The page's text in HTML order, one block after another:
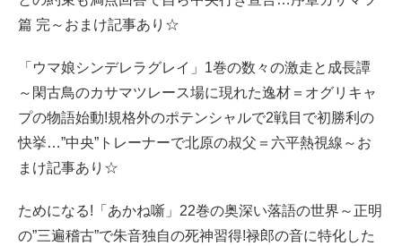
篇 完～おまけ記事あり☆
「ウマ娘シンデレラグレイ」1巻の数々の激走と成長譚
～閑古鳥のカサマツレース場に現れた逸材＝オグリキャ
プの物語始動!規格外のポテンシャルで2戦目で初勝利の
快挙…”中央”トレーナーで北原の叔父＝六平熱視線～お
まけ記事あり☆
ためになる!「あかね噺」22巻の奥深い落語の世界～正明
の”三遍稽古”で朱音独自の死神習得!禄郎の音に特化した